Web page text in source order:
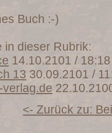
Buch :-)
in dieser Rubrik:
14.10.2101 / 18:18
13 30.09.2101 /
<- Zurück zu: